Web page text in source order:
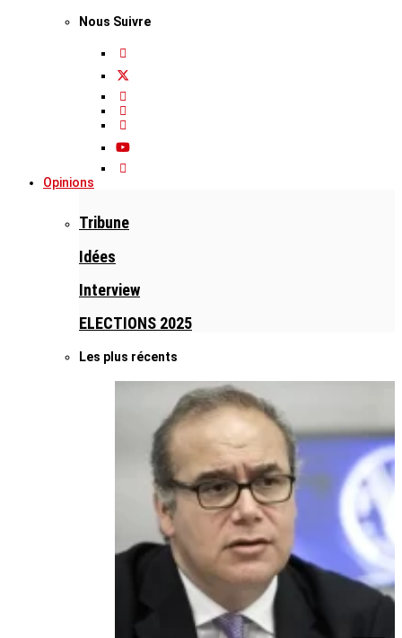
Nous Suivre
Opinions
Tribune
Idées
Interview
ELECTIONS 2025
Les plus récents